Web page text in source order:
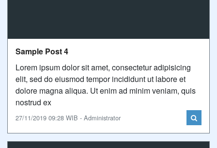
Sample Post 4
Lorem ipsum dolor sit amet, consectetur adipisicing
elit, sed do eiusmod tempor incididunt ut labore et
dolore magna aliqua. Ut enim ad minim veniam, quis
nostrud ex
27/11/2019 09:28 WIB - Administrator